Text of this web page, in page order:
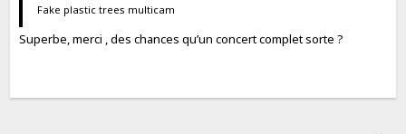
Fake plastic trees multicam
Superbe, merci , des chances qu’un concert complet sorte ?